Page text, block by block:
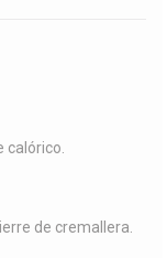
calórico.
de cremallera.